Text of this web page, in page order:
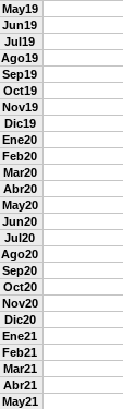
May19
Jun19
Jul19
Ago19
Sep19
Oct19
Nov19
Dic19
Ene20
Feb20
Mar20
Abr20
May20
Jun20
Jul20
Ago20
Sep20
Oct20
Nov20
Dic20
Ene21
Feb21
Mar21
Abr21
May21